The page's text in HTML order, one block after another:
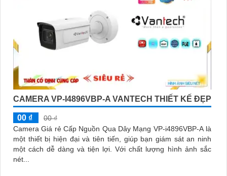
CAMERA VP-I4896VBP-A VANTECH THIẾT KẾ ĐẸP
00 ₫
00 ₫
Camera Giá rẻ Cấp Nguồn Qua Dây Mạng VP-i4896VBP-A là
một thiết bị hiện đại và tiên tiến, giúp bạn giám sát an ninh
một cách dễ dàng và tiện lợi. Với chất lượng hình ảnh sắc
nét...